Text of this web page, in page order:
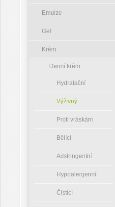
Emulze
Gel
Krém
Denní krém
Hydratační
Výživný
Proti vráskám
Bělící
Adstringentní
Hypoalergenní
Čistící